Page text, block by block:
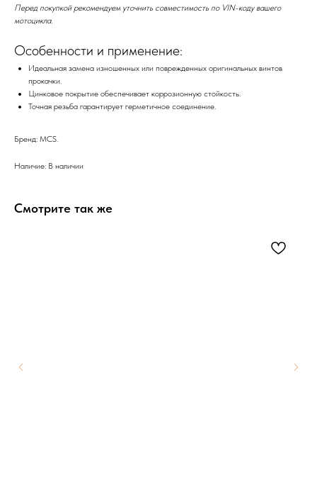
Перед покупкой рекомендуем уточнить совместимость по VIN-коду вашего
мотоцикла.
Особенности и применение:
Идеальная замена изношенных или поврежденных оригинальных винтов
прокачки.
Цинковое покрытие обеспечивает коррозионную стойкость.
Точная резьба гарантирует герметичное соединение.
Бренд: MCS.
Наличие: В наличии
Смотрите так же